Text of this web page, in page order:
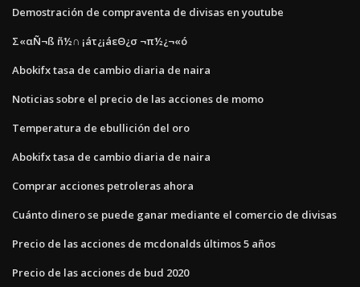
Demostración de compraventa de divisas en youtube
Σ«αÑ¬ß ñ½∩ ¡áτ¿¡áεΘ¿σ ¬π½¿¬«ó
Abokifx tasa de cambio diaria de naira
Noticias sobre el precio de las acciones de momo
Temperatura de ebullición del oro
Abokifx tasa de cambio diaria de naira
Comprar acciones petroleras ahora
Cuánto dinero se puede ganar mediante el comercio de divisas
Precio de las acciones de mcdonalds últimos 5 años
Precio de las acciones de bud 2020